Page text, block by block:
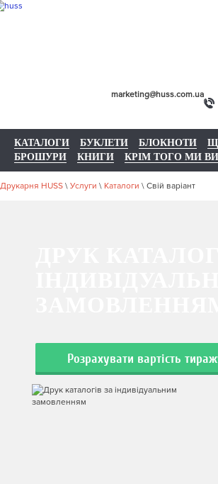
marketing@huss.com.ua
КАТАЛОГИ БУКЛЕТИ БЛОКНОТИ
БРОШУРИ
КНИГИ КРІМ ТОГО МИ
Друкарня HUSS \ Услуги \ Каталоги \ Свій варіант
Розрахувати вартість